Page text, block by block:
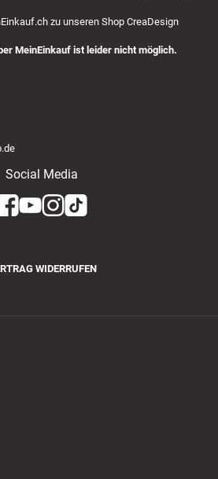
zu unseren Shop CreaDesign
MeinEinkauf ist leider nicht möglich.
Social Media
WIDERRUFEN